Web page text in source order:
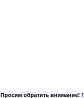
Просим обратить внимание!